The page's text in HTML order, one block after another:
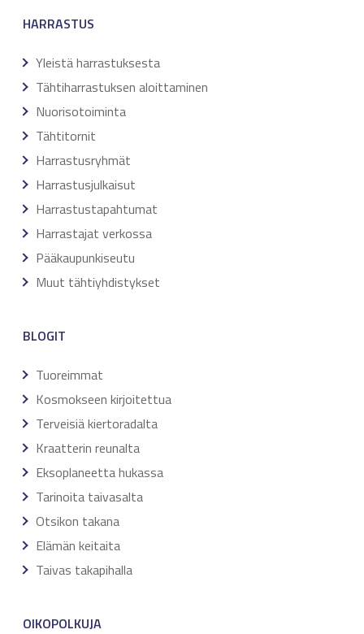
HARRASTUS
Yleistä harrastuksesta
Tähtiharrastuksen aloittaminen
Nuorisotoiminta
Tähtitornit
Harrastusryhmät
Harrastusjulkaisut
Harrastustapahtumat
Harrastajat verkossa
Pääkaupunkiseutu
Muut tähtiyhdistykset
BLOGIT
Tuoreimmat
Kosmokseen kirjoitettua
Terveisiä kiertoradalta
Kraatterin reunalta
Eksoplaneetta hukassa
Tarinoita taivasalta
Otsikon takana
Elämän keitaita
Taivas takapihalla
OIKOPOLKUJA